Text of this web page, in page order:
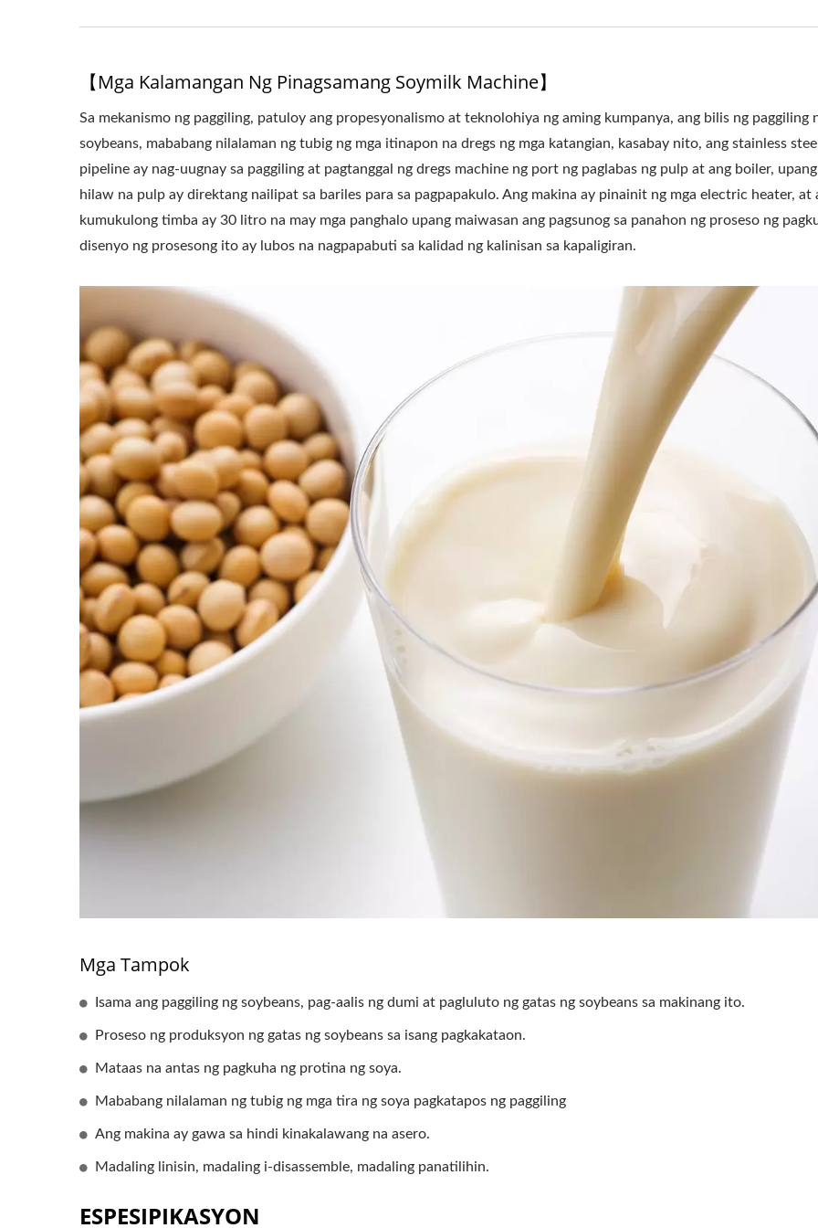
【Mga Kalamangan Ng Pinagsamang Soymilk Machine】
Sa mekanismo ng paggiling, patuloy ang propesyonalismo at teknolohiya ng aming kumpanya, ang bilis ng paggiling
soybeans, mababang nilalaman ng tubig ng mga itinapon na dregs ng mga katangian, kasabay nito, ang stainless steel
pipeline ay nag-uugnay sa paggiling at pagtanggal ng dregs machine ng port ng paglabas ng pulp at ang boiler,
hilaw na pulp ay direktang nailipat sa bariles para sa pagpapakulo. Ang makina ay pinainit ng mga electric heater, at
kumukulong timba ay 30 litro na may mga panghalo upang maiwasan ang pagsunog sa panahon ng proseso ng
disenyo ng prosesong ito ay lubos na nagpapabuti sa kalidad ng kalinisan sa kapaligiran.
Mga Tampok
Isama ang paggiling ng soybeans, pag-aalis ng dumi at pagluluto ng gatas ng soybeans sa makinang ito.
Proseso ng produksyon ng gatas ng soybeans sa isang pagkakataon.
Mataas na antas ng pagkuha ng protina ng soya.
Mababang nilalaman ng tubig ng mga tira ng soya pagkatapos ng paggiling
Ang makina ay gawa sa hindi kinakalawang na asero.
Madaling linisin, madaling i-disassemble, madaling panatilihin.
ESPESIPIKASYON
Awtomatikong Linya Ng
Produksyon Ng Tofu
Maliit Na Planta Ng Tofu-Tofu
Legend
220kg Dry Bean
Awtomatikong Linya
Produksyon Ng Tofu